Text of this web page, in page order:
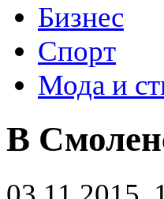
Бизнес
Спорт
Мода и
В